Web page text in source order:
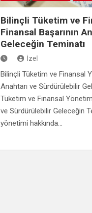
Bilinçli Tüketim ve
Finansal Başarının
Geleceğin Teminatı
İzel
Bilinçli Tüketim ve Finansal
Anahtarı ve Sürdürülebilir
Tüketim ve Finansal
ve Sürdürülebilir Geleceğin
yönetimi hakkında…